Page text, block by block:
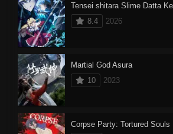
Tensei shitara Slime Datta
8.4
2026
Martial God Asura
10
2023
Corpse Party: Tortured Souls